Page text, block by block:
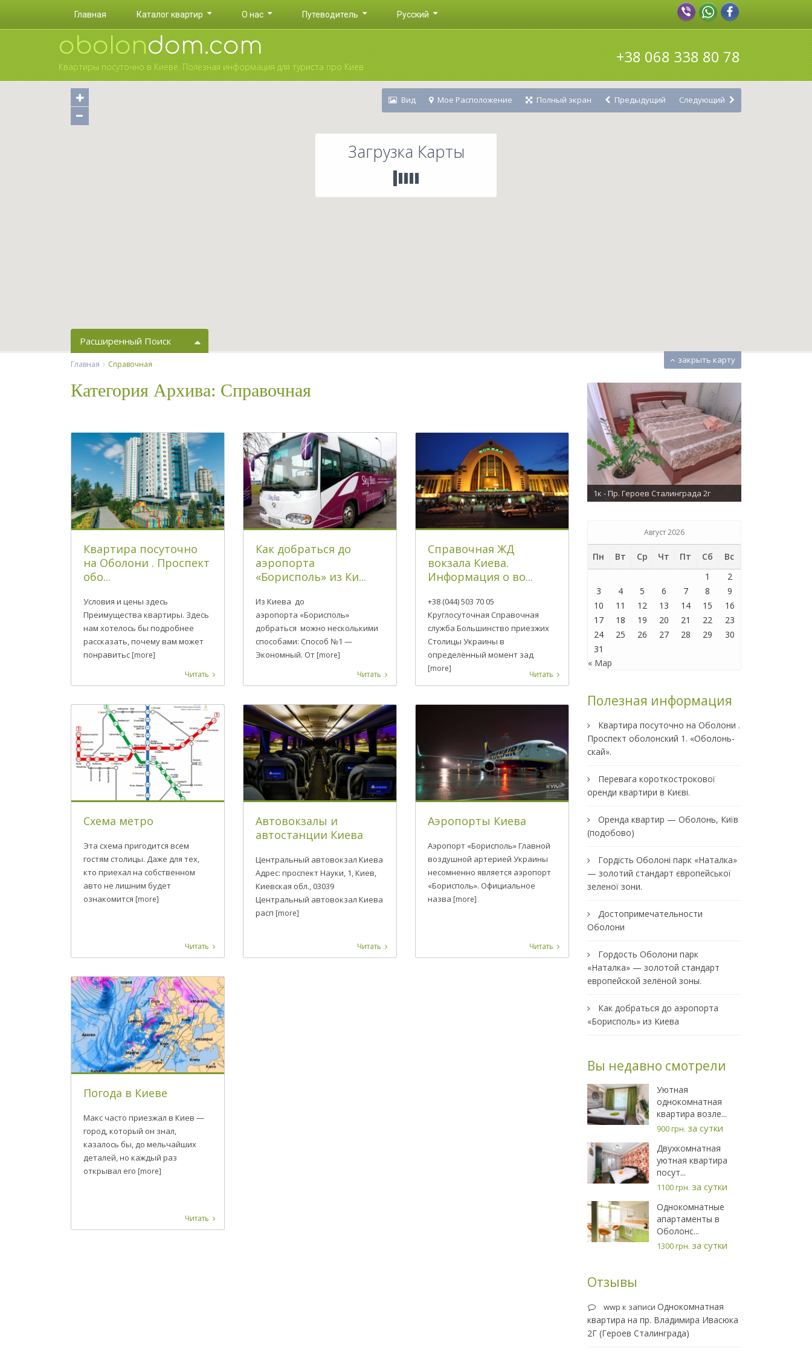
Главная Каталог квартир О нас Путеводитель Русский
oboIondom.com
Квартиры посуточно в Киеве. Полезная информация для туриста про Киев
+38 068 338 80 78
Загрузка Карты
закрыть карту
Вид Мое Расположение Полный экран Предыдущий Следующий
Расширенный Поиск
Цены: 450 грн. - 1500 грн.
Главная Справочная
Категория Архива: Справочная
Квартира посуточно
на Оболони . Проспект
обо...
Условия и цены здесь
Преимущества квартиры. Здесь
нам хотелось бы подробнее
рассказать, почему вам может
понравитьс [more]
Читать
Как добраться до
аэропорта
«Борисполь» из Ки...
Из Киева до
аэропорта «Борисполь»
добраться можно несколькими
способами: Способ №1 —
Экономный. От [more]
Читать
Справочная ЖД
вокзала Киева.
Информация о во...
+38 (044) 503 70 05
Круглосуточная Справочная
служба Большинство приезжих
Столицы Украины в
определённый момент зад
[more]
Читать
Схема метро
Эта схема пригодится всем
гостям столицы. Даже для тех,
кто приехал на собственном
авто не лишним будет
ознакомится [more]
Читать
Автовокзалы и
автостанции Киева
Центральный автовокзал Киева
Адрес: проспект Науки, 1, Киев,
Киевская обл., 03039
Центральный автовокзал Киева
расп [more]
Читать
Аэропорты Киева
Аэропорт «Борисполь» Главной
воздушной артерией Украины
несомненно является аэропорт
«Борисполь». Официальное
назва [more]
Читать
Погода в Киеве
Макс часто приезжал в Киев —
город, который он знал,
казалось бы, до мельчайших
деталей, но каждый раз
открывал его [more]
Читать
1к - Пр. Героев Сталинграда 2г
Август 2026
Пн Вт Ср Чт Пт Сб
Вс
1
2
3
4 5 6 7 8
9
10
11 12 13 14 15
16
17
18 19 20 21 22
23
24
25 26 27 28 29
30
31
« Мар
Полезная информация
Квартира посуточно на Оболони .
Проспект оболонский 1. «Оболонь-
скай».
Перевага короткострокової
оренди квартири в Києві.
Оренда квартир — Оболонь, Київ
(подобово)
Гордість Оболоні парк «Наталка»
— золотий стандарт європейської
зеленої зони.
Достопримечательности
Оболони
Гордость Оболони парк
«Наталка» — золотой стандарт
европейской зелёной зоны.
Как добраться до аэропорта
«Борисполь» из Киева
Вы недавно смотрели
Уютная
однокомнатная
квартира возле...
900 грн. за сутки
Двухкомнатная
уютная квартира
посут...
1100 грн. за сутки
Однокомнатные
апартаменты в
Оболонс...
1300 грн. за сутки
Отзывы
wwp к записи Однокомнатная
квартира на пр. Владимира Ивасюка
2Г (Героев Сталинграда)